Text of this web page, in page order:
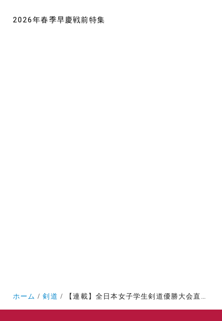
2026年春季早慶戦前特集
ホーム 剣道 【連載】全日本女子学生剣道優勝大会直前特集『雲外蒼天』 第１回 中原菜月×松山若樹